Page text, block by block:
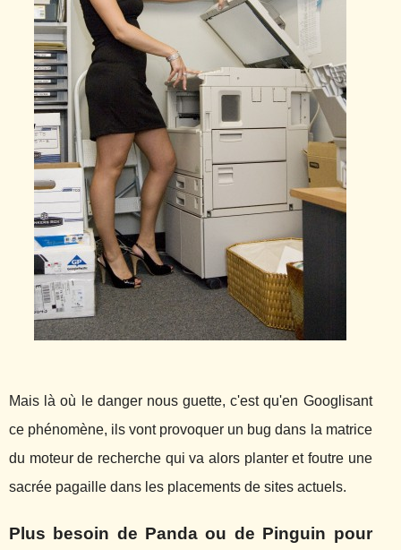
Mais là où le danger nous guette, c'est qu'en Googlisant
ce phénomène, ils vont provoquer un bug dans la matrice
du moteur de recherche qui va alors planter et foutre une
sacrée pagaille dans les placements de sites actuels.
Plus besoin de Panda ou de Pinguin pour